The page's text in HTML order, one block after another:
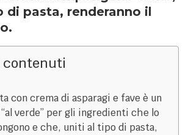
di pasta, renderanno il
contenuti
con crema di asparagi e fave è un
verde” per gli ingredienti che lo
e che, uniti al tipo di pasta,